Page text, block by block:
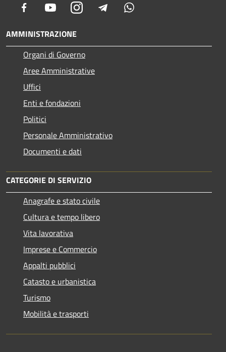
Facebook YoutubeInstagram Telegram
AMMINISTRAZIONE
Organi di Governo
Aree Amministrative
Uffici
Enti e fondazioni
Politici
Personale Amministrativo
Documenti e dati
CATEGORIE DI SERVIZIO
Anagrafe e stato civile
Cultura e tempo libero
Vita lavorativa
Imprese e Commercio
Appalti pubblici
Catasto e urbanistica
Turismo
Mobilità e trasporti